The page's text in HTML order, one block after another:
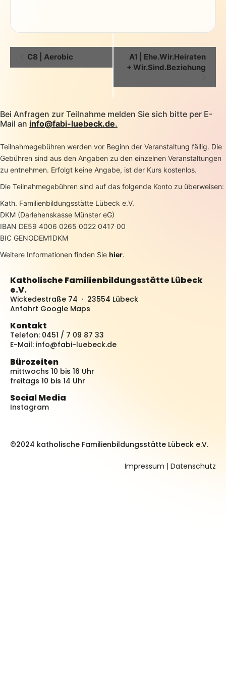
Veranstaltung-
Navigation
C8 | Aerobic
A1 | Ehe.Wir.Heiraten
+ Wir.Sind.Beziehung
Bei Anfragen zur Teilnahme melden Sie sich bitte per E-
Mail an info@fabi-luebeck.de.
Teilnahmegebühren werden vor Beginn der Veranstaltung fällig. Die
Gebühren sind aus den Angaben zu den einzelnen Veranstaltungen
zu entnehmen. Erfolgt keine Angabe, ist der Kurs kostenlos.
Die Teilnahmegebühren sind auf das folgende Konto zu überweisen:
Kath. Familienbildungsstätte Lübeck e.V.
DKM (Darlehenskasse Münster eG)
IBAN DE59 4006 0265 0022 0417 00
BIC GENODEM1DKM
Weitere Informationen finden Sie hier.
Katholische Familienbildungsstätte Lübeck
e.V.
Wickedestraße 74 · 23554 Lübeck
Anfahrt Google Maps
Kontakt
Telefon: 0451 / 7 09 87 33
E-Mail: info@fabi-luebeck.de
Bürozeiten
mittwochs 10 bis 16 Uhr
freitags 10 bis 14 Uhr
Social Media
Instagram
©2024 katholische Familienbildungsstätte Lübeck e.V.
Impressum | Datenschutz